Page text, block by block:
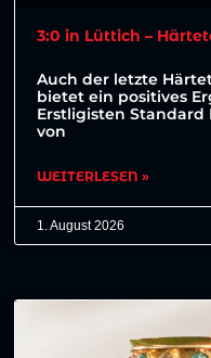
3:0 in Lüttich –
Auch der letzte
bietet ein positives
Erstligisten
von
WEITERLESEN »
1. August 2026